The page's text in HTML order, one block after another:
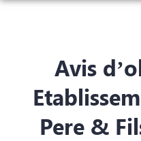
PRÉVOIR SES OBSÈQUES
MONUMENTS FUNÉRAIRES
NOTRE CHAMBRE FUNÉRAIRE
PLAQUES
AVIS DE DÉCÈS & ESPACES
Avis
Pere &